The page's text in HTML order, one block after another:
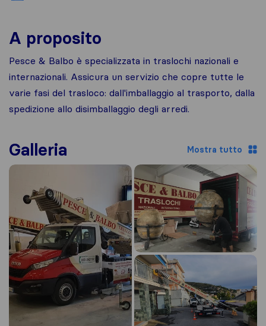
A proposito
Pesce & Balbo è specializzata in traslochi nazionali e
internazionali. Assicura un servizio che copre tutte le
varie fasi del trasloco: dall'imballaggio al trasporto, dalla
spedizione allo disimballaggio degli arredi.
Galleria Mostra tutto